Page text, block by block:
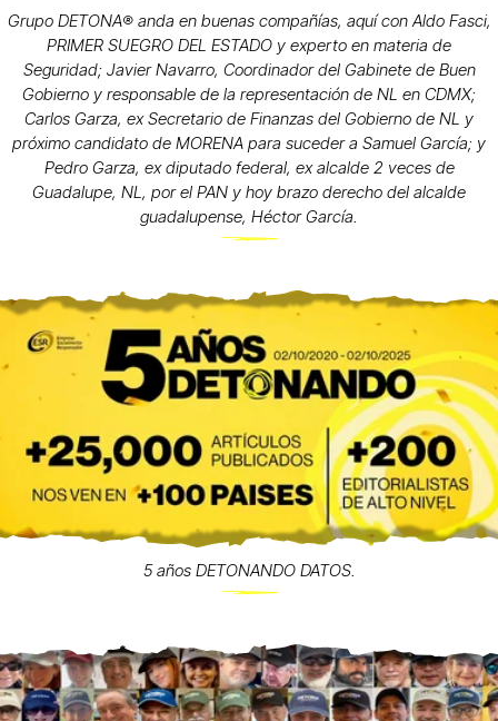
Grupo DETONA®️ anda en buenas compañías, aquí con Aldo Fasci,
PRIMER SUEGRO DEL ESTADO y experto en materia de
Seguridad; Javier Navarro, Coordinador del Gabinete de Buen
Gobierno y responsable de la representación de NL en CDMX;
Carlos Garza, ex Secretario de Finanzas del Gobierno de NL y
próximo candidato de MORENA para suceder a Samuel García; y
Pedro Garza, ex diputado federal, ex alcalde 2 veces de
Guadalupe, NL, por el PAN y hoy brazo derecho del alcalde
guadalupense, Héctor García.
5 años DETONANDO DATOS.